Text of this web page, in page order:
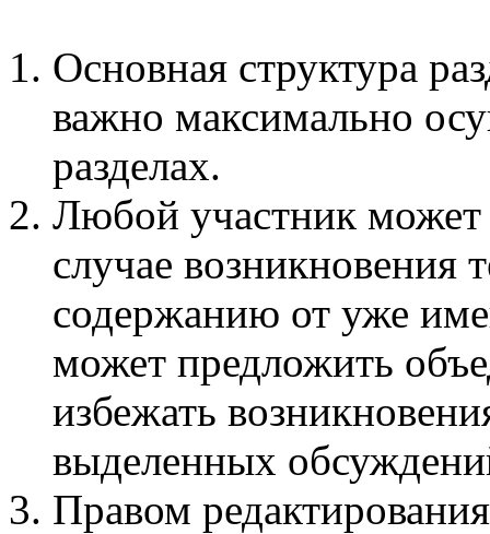
Основная структура
важно максимально
разделах.
Любой участник
случае возникновения
содержанию от уже
может предложить
избежать
выделенных
Правом